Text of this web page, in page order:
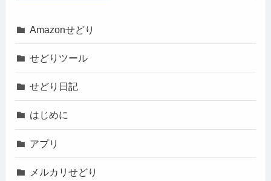
Amazonせどり
せどりツール
せどり日記
はじめに
アプリ
メルカリせどり